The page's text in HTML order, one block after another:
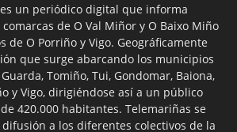
un periódico digital que informa
de O Val Miñor y O Baixo Miño
de O Porriño y Vigo. Geográficamente
que surge abarcando los municipios
Tomiño, Tui, Gondomar, Baiona,
y Vigo, dirigiéndose así a un público
420.000 habitantes. Telemariñas se
a los diferentes colectivos de la